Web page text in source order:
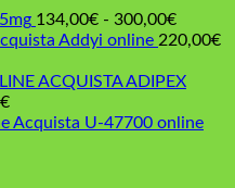
134,00€ - 300,00€Fascia
di
da
a
Addyi online 220,00€
ACQUISTA ADIPEX
€Fascia
di
Acquista U-47700 online